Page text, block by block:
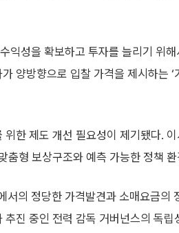
익성을 확보하고 투자를 늘리기 위해
양방향으로 입찰 가격을 제시하는
한 제도 개선 필요성이 제기됐다.
춤형 보상구조와 예측 가능한 정책
서의 정당한 가격발견과 소매요금의
진 중인 전력 감독 거버넌스의 독립